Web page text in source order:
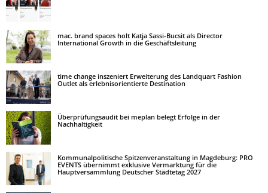
mac. brand spaces holt Katja Sassi-Bucsit als Director
International Growth in die Geschäftsleitung
time change inszeniert Erweiterung des Landquart Fashion
Outlet als erlebnisorientierte Destination
Überprüfungsaudit bei meplan belegt Erfolge in der
Nachhaltigkeit
Kommunalpolitische Spitzenveranstaltung in Magdeburg: PRO
EVENTS übernimmt exklusive Vermarktung für die
Hauptversammlung Deutscher Städtetag 2027